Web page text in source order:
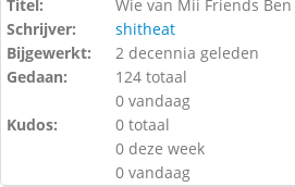
Titel:
Wie van Mii Friends Ben
Schrijver:
shitheat
Bijgewerkt:
2 decennia geleden
Gedaan:
124 totaal
0 vandaag
Kudos:
0 totaal
0 deze week
0 vandaag